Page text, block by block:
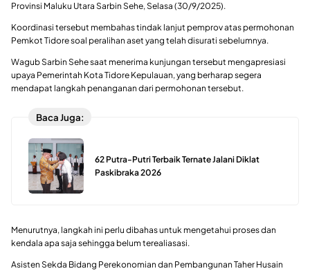
Provinsi Maluku Utara Sarbin Sehe, Selasa (30/9/2025).
Koordinasi tersebut membahas tindak lanjut pemprov atas permohonan
Pemkot Tidore soal peralihan aset yang telah disurati sebelumnya.
Wagub Sarbin Sehe saat menerima kunjungan tersebut mengapresiasi
upaya Pemerintah Kota Tidore Kepulauan, yang berharap segera
mendapat langkah penanganan dari permohonan tersebut.
Baca Juga:
62 Putra-Putri Terbaik Ternate Jalani Diklat
Paskibraka 2026
Menurutnya, langkah ini perlu dibahas untuk mengetahui proses dan
kendala apa saja sehingga belum terealiasasi.
Asisten Sekda Bidang Perekonomian dan Pembangunan Taher Husain